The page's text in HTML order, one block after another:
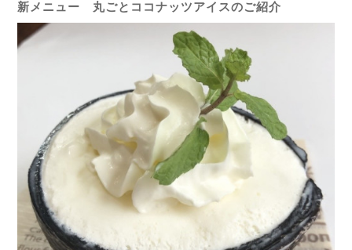
新メニュー 丸ごとココナッツアイスのご紹介